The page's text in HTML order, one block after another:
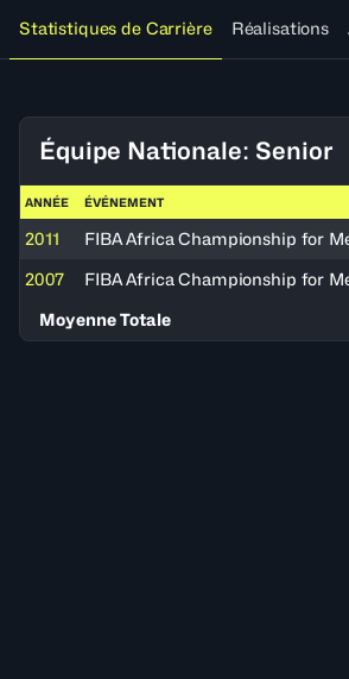
Statistiques de Carrière
Réalisations
Équipe Nationale: Senior
ANNÉE ÉVÉNEMENT
2011 FIBA Africa Championship for
2007
FIBA Africa Championship for
Moyenne Totale